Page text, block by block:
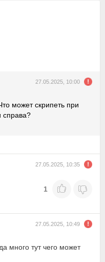
27.05.2025, 10:00
может скрипеть при
справа?
27.05.2025, 10:35
1
27.05.2025, 10:49
много тут чего может